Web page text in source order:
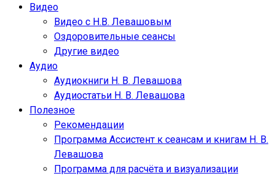
Видео
Видео с Н.В. Левашовым
Оздоровительные сеансы
Другие видео
Аудио
Аудиокниги Н. В. Левашова
Аудиостатьи Н. В. Левашова
Полезное
Рекомендации
Программа Ассистент к сеансам и книгам Н. В.
Левашова
Программа для расчёта и визуализации